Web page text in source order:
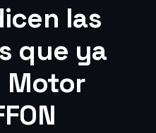
las
que ya
Motor